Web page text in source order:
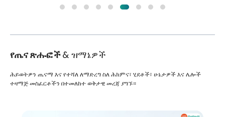
የጤና ጽሑፎች& ዝማኔዎች
ሕይወትዎን ጤናማ እና የተሻለ ለማድረግ ስለ ሕክምና፣ ሂደቶች፣ ሁኔታዎች እና ሌሎች
ተዛማጅ መስፈርቶችን በተመለከተ ወቅታዊ መረጃ ያግኙ።